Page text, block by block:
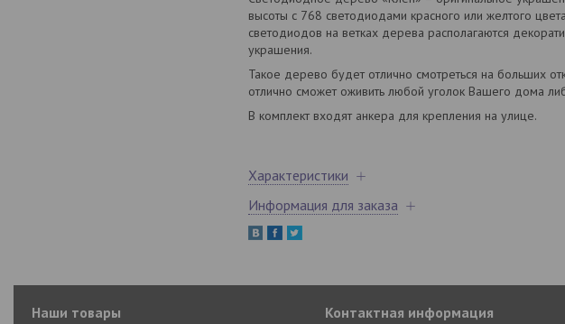
высоты с 768 светодиодами красного или желтого
светодиодов на ветках дерева располагаются
украшения.
Такое дерево будет отлично смотреться на больших
отлично сможет оживить любой уголок Вашего дома
В комплект входят анкера для крепления на улице.
Характеристики
Информация для заказа
Наши товары Контактная информация